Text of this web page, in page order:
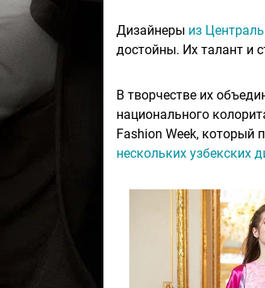
Дизайнеры из
достойны. Их талант и
В творчестве их
национального
Fashion Week,
нескольких узбекских